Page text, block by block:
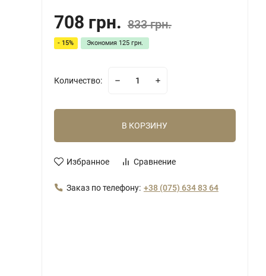
708 грн. 833 грн.
- 15% Экономия 125 грн.
Количество:
В КОРЗИНУ
Избранное Сравнение
Заказ по телефону: +38 (075) 634 83 64